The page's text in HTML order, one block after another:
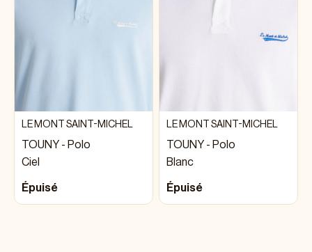
LE MONT SAINT-MICHEL
TOUNY - Polo
Ciel
Épuisé
LE MONT SAINT-MICHEL
TOUNY - Polo
Blanc
Épuisé